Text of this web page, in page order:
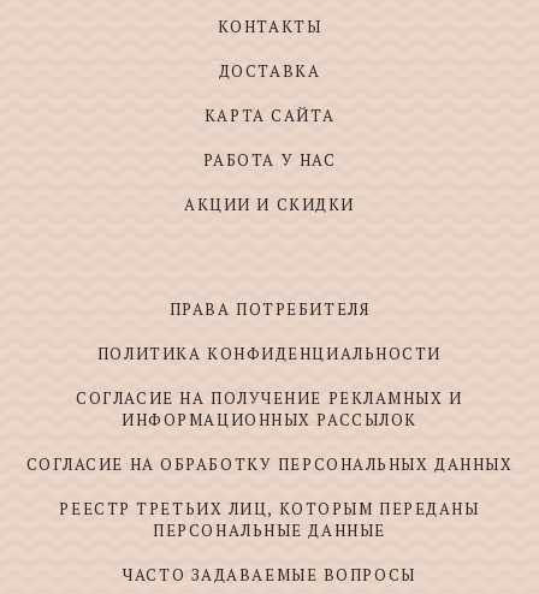
КОНТАКТЫ
ДОСТАВКА
КАРТА САЙТА
РАБОТА У НАС
АКЦИИ И СКИДКИ
ПРАВА ПОТРЕБИТЕЛЯ
ПОЛИТИКА КОНФИДЕНЦИАЛЬНОСТИ
СОГЛАСИЕ НА ПОЛУЧЕНИЕ РЕКЛАМНЫХ И
ИНФОРМАЦИОННЫХ РАССЫЛОК
СОГЛАСИЕ НА ОБРАБОТКУ ПЕРСОНАЛЬНЫХ ДАННЫХ
РЕЕСТР ТРЕТЬИХ ЛИЦ, КОТОРЫМ ПЕРЕДАНЫ
ПЕРСОНАЛЬНЫЕ ДАННЫЕ
ЧАСТО ЗАДАВАЕМЫЕ ВОПРОСЫ